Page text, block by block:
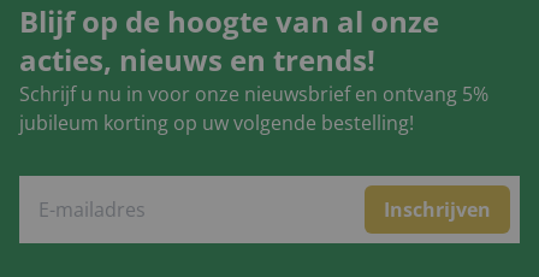
Blijf op de hoogte van al onze
acties, nieuws en trends!
Schrijf u nu in voor onze nieuwsbrief en ontvang 5%
jubileum korting op uw volgende bestelling!
Inschrijven